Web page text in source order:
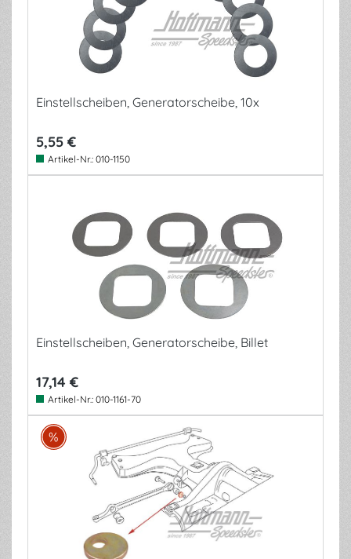
Einstellscheiben, Generatorscheibe, 10x
5,55 €
Artikel-Nr.: 010-1150
Einstellscheiben, Generatorscheibe, Billet
17,14 €
Artikel-Nr.: 010-1161-70